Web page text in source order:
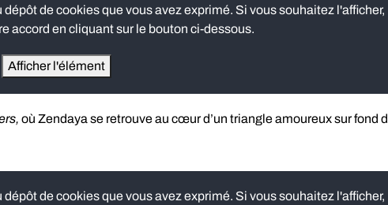
de cookies que vous avez exprimé. Si vous souhaitez l'afficher,
accord en cliquant sur le bouton ci-dessous.
Afficher l'élément
où Zendaya se retrouve au cœur d’un triangle amoureux sur fond
de cookies que vous avez exprimé. Si vous souhaitez l'afficher,